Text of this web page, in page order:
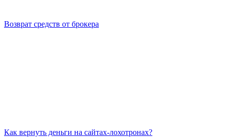
Возврат средств от брокера
Как вернуть деньги на сайтах-лохотронах?